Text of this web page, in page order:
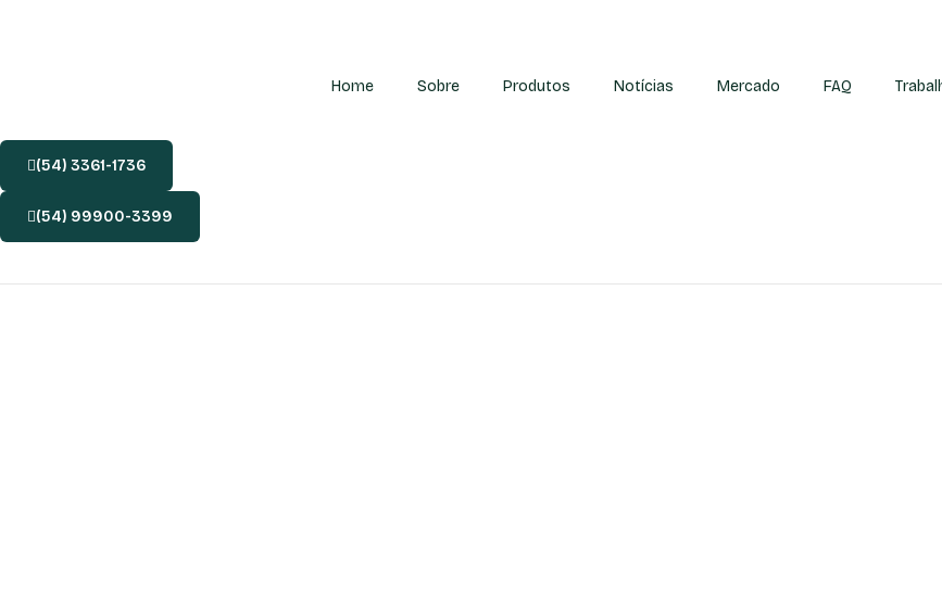
Home Sobre Produtos Notícias Mercado FAQ
(54) 3361-1736
(54) 99900-3399